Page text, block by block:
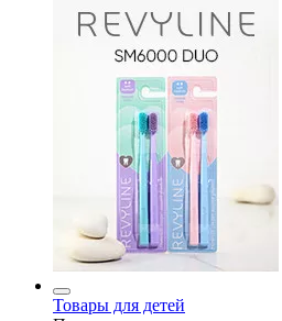
Товары для детей